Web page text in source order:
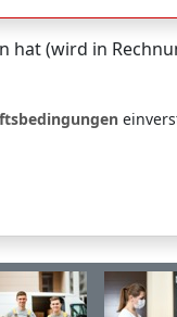
hat (wird in